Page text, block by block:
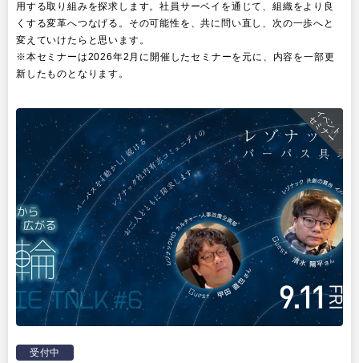
用する取り組みを探求します。社員サーベイを通じて、組織をより良
くする変革へつなげる。その可能性を、共に問い直し、次の一歩へと
変えていけたらと思います。
※本セミナーは2026年2月に開催したセミナーを元に、内容を一部更
新したものとなります。
イベント
セミナー
受付中